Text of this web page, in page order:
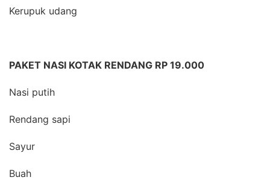
Kerupuk udang
PAKET NASI KOTAK RENDANG RP 19.000
Nasi putih
Rendang sapi
Sayur
Buah